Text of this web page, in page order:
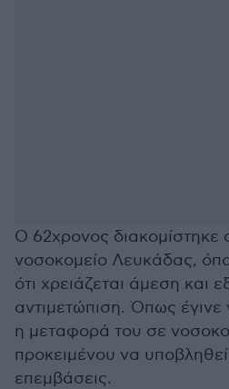
Ο 62χρονος διακομίστηκε
νοσοκομείο Λευκάδας,
ότι χρειάζεται άμεση και
αντιμετώπιση. Όπως
η μεταφορά του σε
προκειμένου να
επεμβάσεις.